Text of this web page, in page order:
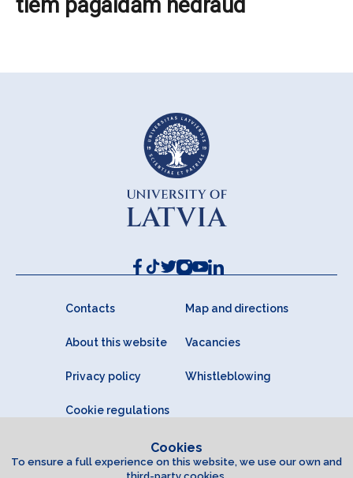
tiem pagaidām nedraud
Contacts Map and directions
About this website Vacancies
Privacy policy Whistleblowing
Cookie regulations
Cookies
To ensure a full experience on this website, we use our own and